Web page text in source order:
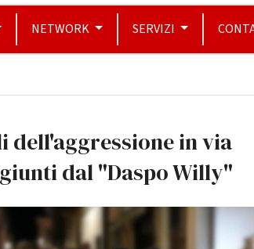
NETWORK SERVIZI
dell'aggressione in via
dal "Daspo Willy"